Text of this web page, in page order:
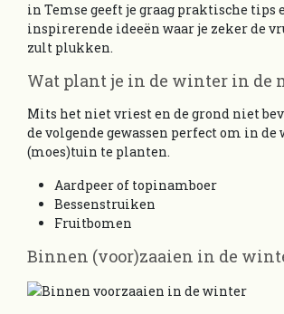
in Temse geeft je graag praktische tips
inspirerende ideeën waar je zeker de
zult plukken.
Wat plant je in de winter in de
Mits het niet vriest en de grond niet
de volgende gewassen perfect om in
(moes)tuin te planten.
Aardpeer of topinamboer
Bessenstruiken
Fruitbomen
Binnen (voor)zaaien in de